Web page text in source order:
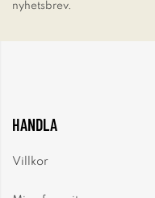
nyhetsbrev.
HANDLA
Villkor